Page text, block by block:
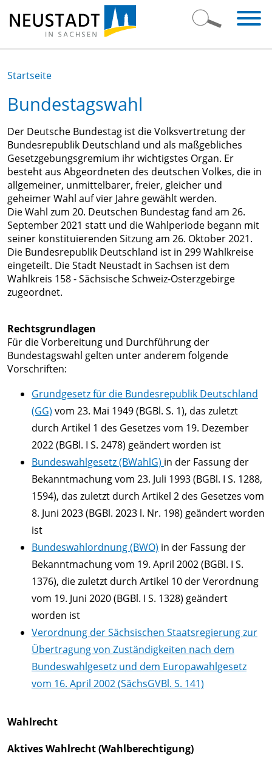
Bürger-
&
Ratsinformation
Grußwort
des
Bürgermeisters
Öffnungszeiten
Telefonverzeichnis
Bürgerservice
von
A
Z
Stellen- &
Ausbildungsangebote
Ausschreibung
Borderless
Bürgerinformation &
Stadtrat
Wahlen
Friedensrichter
Soziales
Bekanntmachungen
Ortsrecht
Formulare
Amtsblatt
Stadtmanagement
Messstelle
Steinbruch
Oberottendorf
Verkehrseinschränkungen
Leben
in
Neustadt
Stadtporträt
Ortsteile
Stadtgeschichte
Verdiente
Feuerwehr
Schulen
Kindertagesstätten &
Horteinrichtungen
Mehrgenerationenhaus
Kirchen &
Religionsgemeinschaften
Städtepartnerschaften
Neustadt
Europa
Kultur
&
Sport
Veranstaltungskalender
Stadtmuseum
Stadtführungen
Interaktiver
Erlebnispfad
Neustadthalle
Kino
Schloss &
Kulturscheune
Hofmühle
Langburkersdorf
Gold-
und
Mineralien-
Erlebnisstätte
Gesindehaus
Polenz
Goldflink
Denkmale
Wirtschaft
Bauen
Investoren
Standort
mit
Zukunftsperspektive
Gewerbeflächen
Neustadts
Gewerbe
Unternehmen
Industrie-
Center
Neustadt
GmbH
Entwicklungskonzepte
Stadtplanung
Wohnen
in
in
Lärmaktionsplan
Tourismus
Übernachtung/Gastronomie
Startseite
Bundestagswahl
Der Deutsche Bundestag ist die Volksvertretung der
Bundesrepublik Deutschland und als maßgebliches
Gesetzgebungsgremium ihr wichtigstes Organ. Er
besteht aus Abgeordneten des deutschen Volkes, die in
allgemeiner, unmittelbarer, freier, gleicher und
geheimer Wahl auf vier Jahre gewählt werden.
Die Wahl zum 20. Deutschen Bundestag fand am 26.
September 2021 statt und die Wahlperiode begann mit
seiner konstituierenden Sitzung am 26. Oktober 2021.
Die Bundesrepublik Deutschland ist in 299 Wahlkreise
eingeteilt. Die Stadt Neustadt in Sachsen ist dem
Wahlkreis 158 - Sächsische Schweiz-Osterzgebirge
zugeordnet.
Rechtsgrundlagen
Für die Vorbereitung und Durchführung der
Bundestagswahl gelten unter anderem folgende
Vorschriften:
Grundgesetz für die Bundesrepublik Deutschland
(GG) vom 23. Mai 1949 (BGBl. S. 1), das zuletzt
durch Artikel 1 des Gesetzes vom 19. Dezember
2022 (BGBl. I S. 2478) geändert worden ist
Bundeswahlgesetz (BWahlG) in der Fassung der
Bekanntmachung vom 23. Juli 1993 (BGBl. I S. 1288,
1594), das zuletzt durch Artikel 2 des Gesetzes vom
8. Juni 2023 (BGBl. 2023 l. Nr. 198) geändert worden
ist
Bundeswahlordnung (BWO) in der Fassung der
Bekanntmachung vom 19. April 2002 (BGBl. I S.
1376), die zuletzt durch Artikel 10 der Verordnung
vom 19. Juni 2020 (BGBl. I S. 1328) geändert
worden ist
Verordnung der Sächsischen Staatsregierung zur
Übertragung von Zuständigkeiten nach dem
Bundeswahlgesetz und dem Europawahlgesetz
vom 16. April 2002 (SächsGVBl. S. 141)
Wahlrecht
Aktives Wahlrecht (Wahlberechtigung)